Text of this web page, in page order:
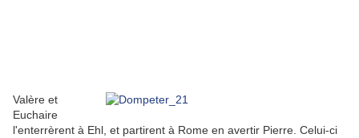
Valère et
Euchaire
l'enterrèrent à Ehl, et partirent à Rome en avertir Pierre. Celui-ci